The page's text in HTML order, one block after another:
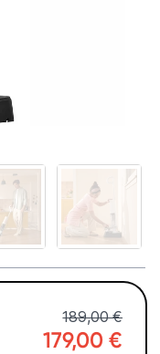
189,00 €
179,00 €